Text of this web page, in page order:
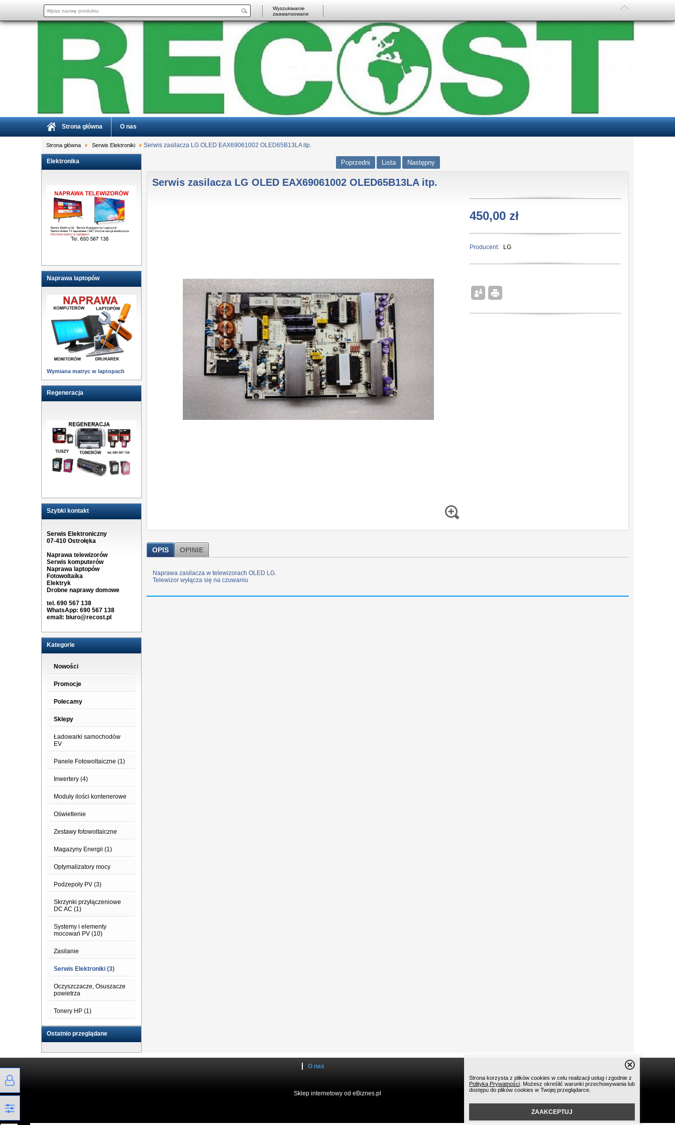
Wyszukiwanie
zaawansowane
Strona główna O nas
Strona główna Serwis Elektroniki Serwis zasilacza LG OLED EAX69061002 OLED65B13LA itp.
Elektronika
Naprawa laptopów
Wymiana matryc w laptopach
Regeneracja
Szybki kontakt
Serwis Elektroniczny
07-410 Ostrołęka
Naprawa telewizorów
Serwis komputerów
Naprawa laptopów
Fotowoltaika
Elektryk
Drobne naprawy domowe
tel. 690 567 138
WhatsApp: 690 567 138
emali: biuro@recost.pl
Kategorie
Nowości
Promocje
Polecamy
Sklepy
Ładowarki samochodów
EV
Panele Fotowoltaiczne (1)
Inwertery (4)
Moduły ilości kontenerowe
Oświetlenie
Zestawy fotowoltaiczne
Magazyny Energii (1)
Optymalizatory mocy
Podzepoły PV (3)
Skrzynki przyłączeniowe
DC AC (1)
Systemy i elementy
mocowań PV (10)
Zasilanie
Serwis Elektroniki (3)
Oczyszczacze, Osuszacze
powietrza
Tonery HP (1)
Ostatnio przeglądane
Poprzedni Lista Następny
Serwis zasilacza LG OLED EAX69061002 OLED65B13LA itp.
450,00 zł
Producent: LG
OPIS OPINIE
Naprawa zasilacza w telewizorach OLED LG.
Telewizor wyłącza się na czuwaniu
O nas
Sklep internetowy od eBiznes.pl
ZAAKCEPTUJ
Strona korzysta z plików cookies w celu realizacji usług i zgodnie z
Polityką Prywatności . Możesz określić warunki przechowywania lub
dostępu do plików cookies w Twojej przeglądarce.